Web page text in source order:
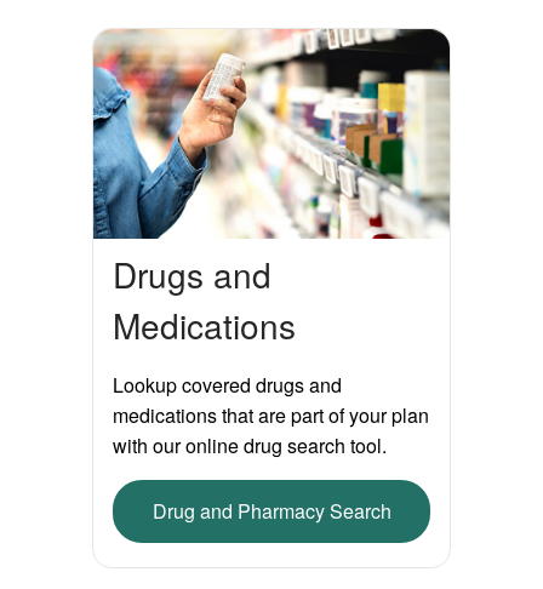
Drugs and
Medications
Lookup covered drugs and
medications that are part of your plan
with our online drug search tool.
Drug and Pharmacy Search